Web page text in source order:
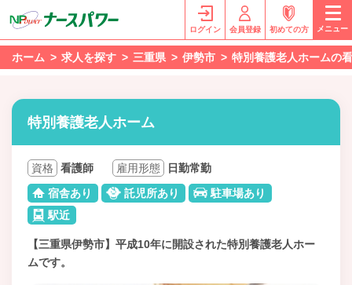
ログイン 会員登録 初めての方 メニュー
ホーム 求人を探す 三重県 伊勢市 特別養護老人ホームの
特別養護老人ホーム
資格 看護師 雇用形態
日勤常勤
宿舎あり
託児所あり
駐車場あり
駅近
【三重県伊勢市】平成10年に開設された特別養護老人ホー
ムです。